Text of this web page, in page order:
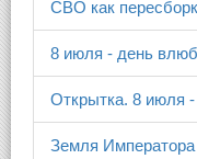
СВО как
8 июля - день
Открытка. 8 июля
Земля